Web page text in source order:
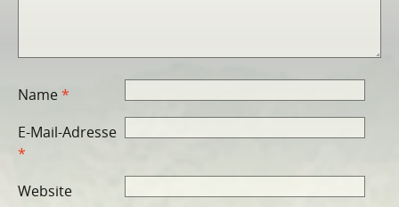
Name*
E-Mail-Adresse
*
Website